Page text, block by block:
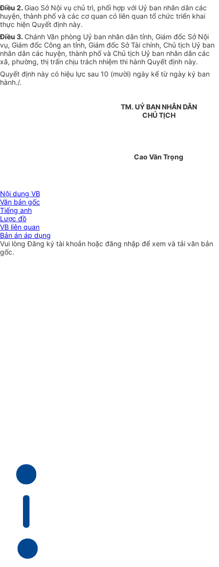
Điều 2. Giao Sở Nội vụ chủ trì, phối hợp với Uỷ ban nhân dân các
huyện, thành phố và các cơ quan có liên quan tổ chức triển khai
thực hiện Quyết định này.
Điều 3. Chánh Văn phòng Uỷ ban nhân dân tỉnh, Giám đốc Sở Nội
vụ, Giám đốc Công an tỉnh, Giám đốc Sở Tài chính, Chủ tịch Uỷ ban
nhân dân các huyện, thành phố và Chủ tịch Uỷ ban nhân dân các
xã, phường, thị trấn chịu trách nhiệm thi hành Quyết định này.
Quyết định này có hiệu lực sau 10 (mười) ngày kể từ ngày ký ban
hành./.
TM. UỶ BAN NHÂN DÂN
CHỦ TỊCH
Cao Văn Trọng
Nội dung VB
Văn bản gốc
Tiếng anh
Lược đồ
VB liên quan
Bản án áp dụng
Vui lòngĐăng ký tài khoản hoặc đăng nhập để xem và tải văn bản
gốc.